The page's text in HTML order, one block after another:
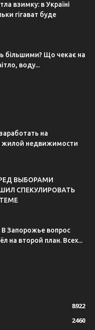
взимку: в Україні
гігават буде
більшими? Що чекає на
воду...
на
жилой недвижимости
ВЫБОРАМИ
СПЕКУЛИРОВАТЬ
Запорожье вопрос
на второй план. Всех...
8922
2460